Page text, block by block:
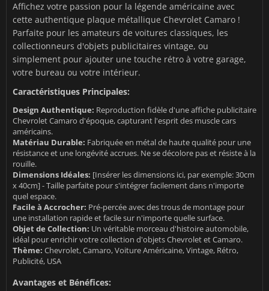
Affichez votre passion pour la légende américaine avec
cette authentique plaque métallique Chevrolet Camaro !
Parfaite pour les amateurs de voitures classiques, les
collectionneurs d'objets publicitaires vintage, ou
simplement pour ajouter une touche rétro à votre garage,
votre bureau ou votre intérieur.
Caractéristiques Principales:
Design Authentique: Reproduction fidèle d'une affiche publicitaire
Chevrolet Camaro d'époque, capturant l'esprit des muscle cars
américains.
Matériau Durable: Fabriquée en métal de haute qualité pour une
résistance et une longévité accrues. Ne se décolore pas et résiste à la
rouille.
Dimensions Idéales: [Insérer les dimensions ici, par exemple: 30cm
x 40cm] - Taille parfaite pour s'intégrer facilement dans n'importe
quel espace.
Facile à Accrocher: Pré-percée avec des trous de montage pour
une installation rapide et facile sur n'importe quelle surface.
Objet de Collection: Un véritable morceau d'histoire automobile,
idéal pour enrichir votre collection d'objets Chevrolet et Camaro.
Thème: Chevrolet, Camaro, Voiture Américaine, Vintage, Rétro,
Publicité, USA
Avantages et Bénéfices: